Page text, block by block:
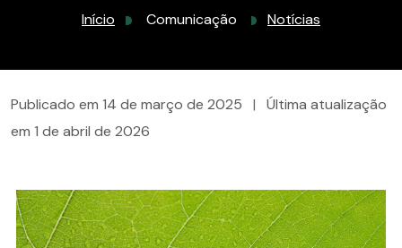
Início Comunicação Notícias
Publicado em 14 de março de 2025 |
Última atualização
em 1 de abril de 2026